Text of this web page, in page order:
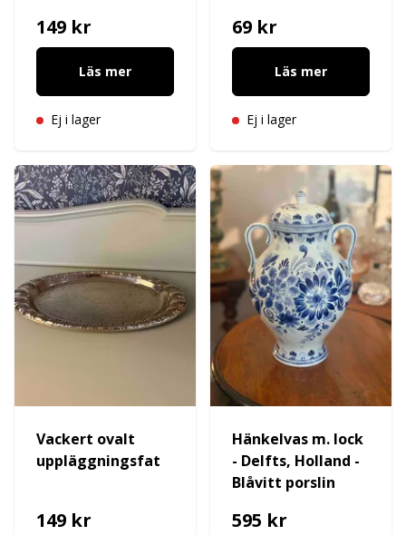
149 kr
Läs mer
Ej i lager
69 kr
Läs mer
Ej i lager
Vackert ovalt
uppläggningsfat
149 kr
Hänkelvas m. lock
- Delfts, Holland -
Blåvitt porslin
595 kr